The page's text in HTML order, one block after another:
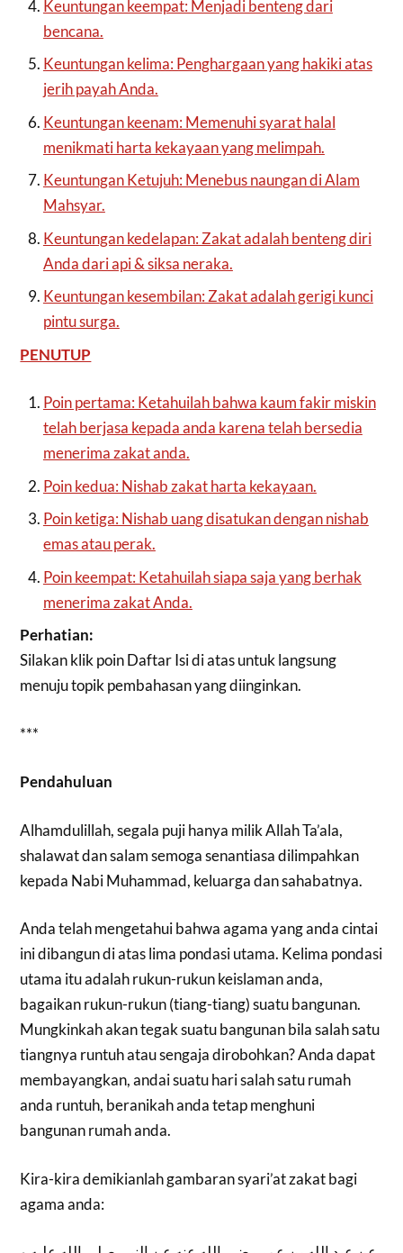
Keuntungan keempat: Menjadi benteng dari
bencana.
Keuntungan kelima: Penghargaan yang hakiki atas
jerih payah Anda.
Keuntungan keenam: Memenuhi syarat halal
menikmati harta kekayaan yang melimpah.
Keuntungan Ketujuh: Menebus naungan di Alam
Mahsyar.
Keuntungan kedelapan: Zakat adalah benteng diri
Anda dari api & siksa neraka.
Keuntungan kesembilan: Zakat adalah gerigi kunci
pintu surga.
PENUTUP
Poin pertama: Ketahuilah bahwa kaum fakir miskin
telah berjasa kepada anda karena telah bersedia
menerima zakat anda.
Poin kedua: Nishab zakat harta kekayaan.
Poin ketiga: Nishab uang disatukan dengan nishab
emas atau perak.
Poin keempat: Ketahuilah siapa saja yang berhak
menerima zakat Anda.
Perhatian:
Silakan klik poin Daftar Isi di atas untuk langsung
menuju topik pembahasan yang diinginkan.
***
Pendahuluan
Alhamdulillah, segala puji hanya milik Allah Ta’ala,
shalawat dan salam semoga senantiasa dilimpahkan
kepada Nabi Muhammad, keluarga dan sahabatnya.
Anda telah mengetahui bahwa agama yang anda cintai
ini dibangun di atas lima pondasi utama. Kelima pondasi
utama itu adalah rukun-rukun keislaman anda,
bagaikan rukun-rukun (tiang-tiang) suatu bangunan.
Mungkinkah akan tegak suatu bangunan bila salah satu
tiangnya runtuh atau sengaja dirobohkan? Anda dapat
membayangkan, andai suatu hari salah satu rumah
anda runtuh, beranikah anda tetap menghuni
bangunan rumah anda.
Kira-kira demikianlah gambaran syari’at zakat bagi
agama anda: